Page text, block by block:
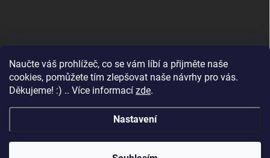
Naučte váš prohlížeč, co se vám líbí a přijměte naše
cookies, pomůžete tím zlepšovat naše návrhy pro vás.
Děkujeme! :) .. Více informací zde.
Nastavení
Váš balíček odesíláme do 2 pracovních dnů. Děkujeme za
www.andelske-obrazy.cz
Copyright 2026Andělské obrazy. Všechna práva vyhrazena.Upravit
nastavení cookies